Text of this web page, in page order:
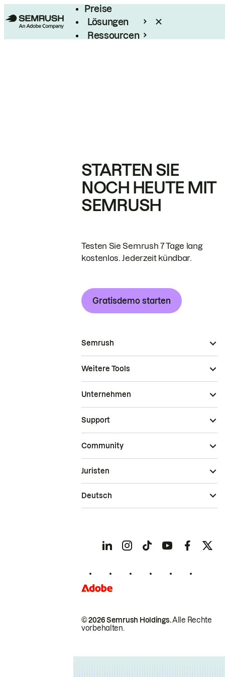
Preise
Lösungen
Ressourcen
STARTEN SIE
NOCH HEUTE MIT
SEMRUSH
Testen Sie Semrush 7 Tage lang
kostenlos. Jederzeit kündbar.
Gratisdemo starten
Semrush
Weitere Tools
Unternehmen
Support
Community
© 2026 Semrush Holdings.Alle Rechte
vorbehalten.
Juristen
Deutsch